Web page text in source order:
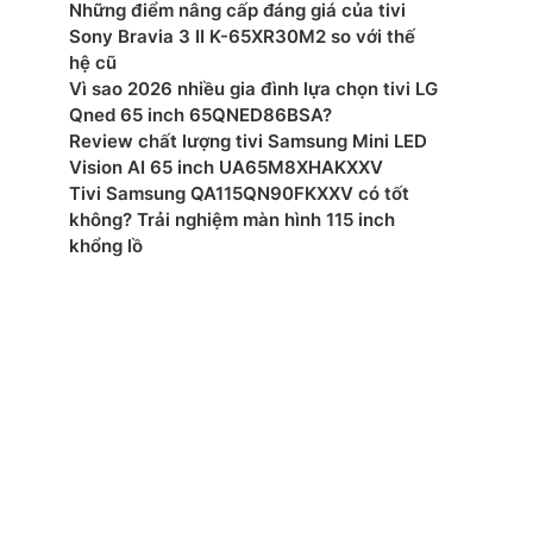
điện: AC 200~240V 50-60Hz
thụ nguồn (chế độ chờ): 0.5 W
6, Bluetooth, HDMI, USB, Anynet+ (HDMI-CEC),
(LAN), HDMI Audio Return Channel, HDMI (High
RF In (Terrestrial / Cable input)
từ xa: MR25
Những điểm nâng cấp đáng giá của tivi
Sony Bravia 3 II K-65XR30M2 so với thế
hệ cũ
Vì sao 2026 nhiều gia đình lựa chọn tivi LG
Qned 65 inch 65QNED86BSA?
Review chất lượng tivi Samsung Mini LED
Vision AI 65 inch UA65M8XHAKXXV
Tivi Samsung QA115QN90FKXXV có tốt
không? Trải nghiệm màn hình 115 inch
khổng lồ